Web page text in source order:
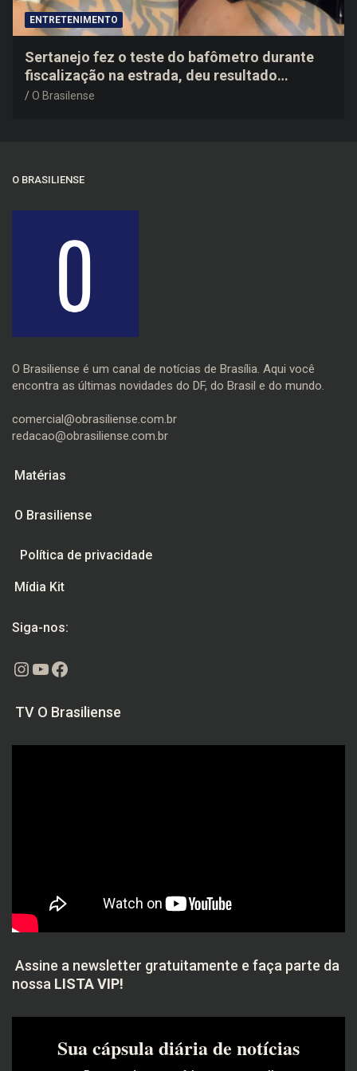
ENTRETENIMENTO
Sertanejo fez o teste do bafômetro durante
fiscalização na estrada, deu resultado
negativo e elogiou o trabalho dos agentes de
O Brasilense
O BRASILIENSE
O Brasiliense é um canal de notícias de Brasília. Aqui você
encontra as últimas novidades do DF, do Brasil e do mundo.
comercial@obrasiliense.com.br
redacao@obrasiliense.com.br
Matérias
O Brasiliense
Política de privacidade
Mídia Kit
Siga-nos:
Instagram
Youtube
Facebook
TV O Brasiliense
Assine a newsletter gratuitamente e faça parte da
nossa LISTA VIP!
Sua cápsula diária de notícias